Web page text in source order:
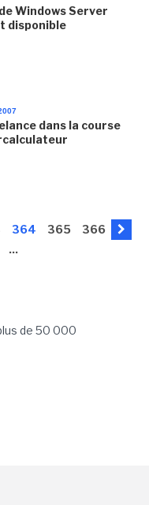
Windows Server
disponible
dans la course
364 365
366
...
de 50 000